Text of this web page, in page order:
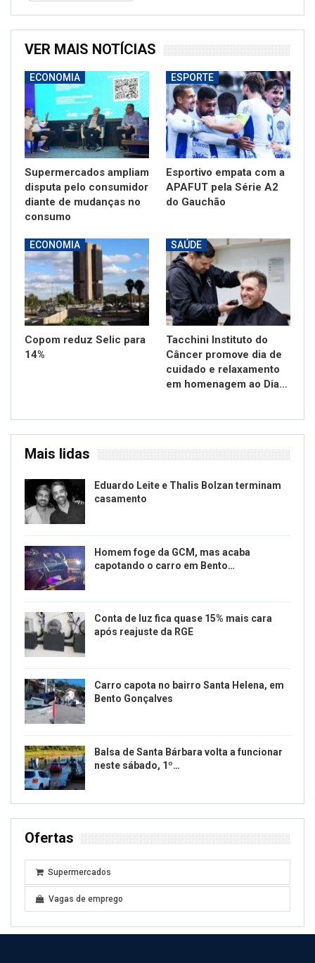
VER MAIS NOTÍCIAS
ECONOMIA
Supermercados ampliam
disputa pelo consumidor
diante de mudanças no
consumo
ESPORTE
Esportivo empata com a
APAFUT pela Série A2
do Gauchão
ECONOMIA
Copom reduz Selic para
14%
SAÚDE
Tacchini Instituto do
Câncer promove dia de
cuidado e relaxamento
em homenagem ao Dia…
Mais lidas
Eduardo Leite e Thalis Bolzan terminam
casamento
Homem foge da GCM, mas acaba
capotando o carro em Bento…
Conta de luz fica quase 15% mais cara
após reajuste da RGE
Carro capota no bairro Santa Helena, em
Bento Gonçalves
Balsa de Santa Bárbara volta a funcionar
neste sábado, 1º…
Ofertas
Supermercados
Vagas de emprego